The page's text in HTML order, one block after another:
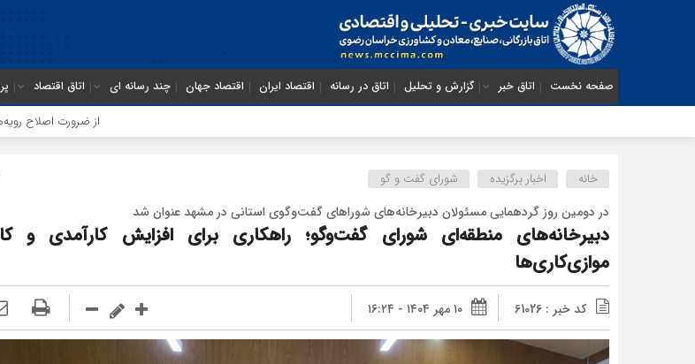
صفحه نخست اتاق خبر گزارش و تحلیل اتاق در رسانه اقتصاد ایران اقتصاد جهان چند رسانه ای اتاق اقتصاد
از ضرورت اصلاح رویه‌های بازرسی تا لزوم
خانه اخبار برگزیده شورای گفت و گو
در دومین روز گردهمایی مسئولان دبیرخانه‌های شوراهای گفت‌وگوی استانی در مشهد عنوان شد
دبیرخانه‌های منطقه‌ای شورای گفت‌وگو؛ راهکاری برای افزایش کارآمدی و
موازی‌کاری‌ها
کد خبر : 61026 ۱۰ مهر ۱۴۰۴ - ۱۶:۲۴